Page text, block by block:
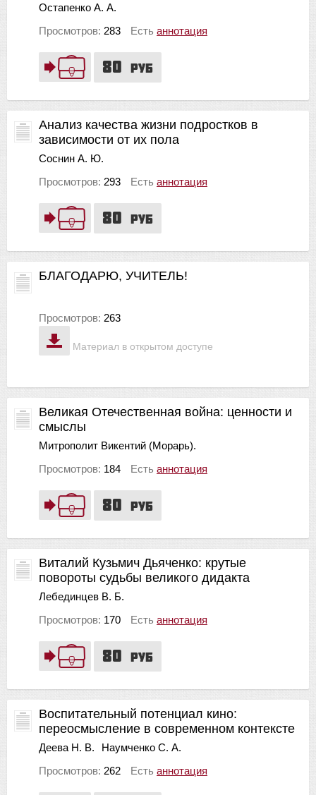
80 руб
Остапенко А. А.
Просмотров: 283 Есть аннотация
80 руб
Анализ качества жизни подростков в
зависимости от их пола
Соснин А. Ю.
Просмотров: 293 Есть аннотация
Материал в открытом доступе
БЛАГОДАРЮ, УЧИТЕЛЬ!
Просмотров: 263
80 руб
Великая Отечественная война: ценности и
смыслы
Митрополит Викентий (Морарь).
Просмотров: 184 Есть аннотация
80 руб
Виталий Кузьмич Дьяченко: крутые
повороты судьбы великого дидакта
Лебединцев В. Б.
Просмотров: 170 Есть аннотация
Воспитательный потенциал кино:
переосмысление в современном контексте
Деева Н. В.
Наумченко С. А.
Просмотров: 262 Есть аннотация